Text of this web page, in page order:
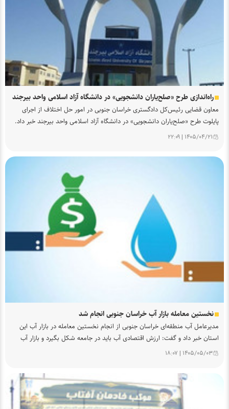
راه‌اندازی طرح «صلح‌یاران دانشجویی» در دانشگاه آزاد اسلامی واحد بیرجند
معاون قضایی رئیس‌کل دادگستری خراسان جنوبی در امور حل اختلاف از اجرای
پایلوت طرح «صلح‌یاران دانشجویی» در دانشگاه آزاد اسلامی واحد بیرجند خبر داد.
۱۴۰۵/۰۴/۲۱ | ۲۲:۰۹
نخستین معامله بازار آب خراسان جنوبی انجام شد
مدیرعامل آب منطقه‌ای خراسان جنوبی از انجام نخستین معامله در بازار آب این
استان خبر داد و گفت: ارزش اقتصادی آب باید در جامعه شکل بگیرد و بازار آب
یکی از ابزارهای تحقق این هدف است.
۱۴۰۵/۰۵/۰۳ | ۱۸:۰۷